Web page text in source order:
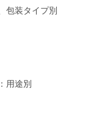
包装タイプ別
用途別